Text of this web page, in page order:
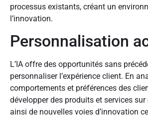
processus existants, créant un
l’innovation.
Personnalisation
L’IA offre des opportunités sans
personnaliser l’expérience client. En
comportements et préférences des
développer des produits et services
ainsi de nouvelles voies d’innovation